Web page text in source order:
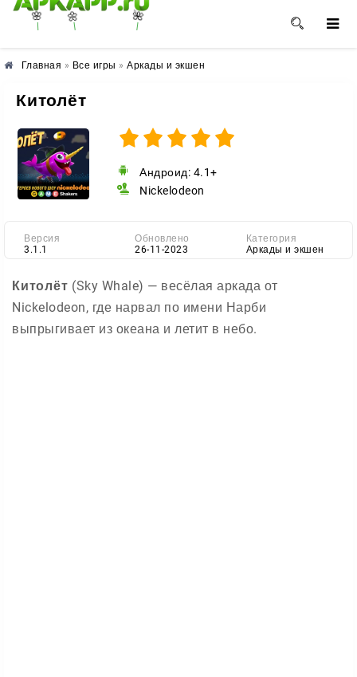
🌸 🌼 🌺
Главная » Все игры » Аркады и экшен
Китолёт
Андроид: 4.1+
Nickelodeon
Версия
3.1.1
Обновлено
26-11-2023
Категория
Аркады и экшен
Китолёт (Sky Whale) — весёлая аркада от
Nickelodeon, где нарвал по имени Нарби
выпрыгивает из океана и летит в небо.